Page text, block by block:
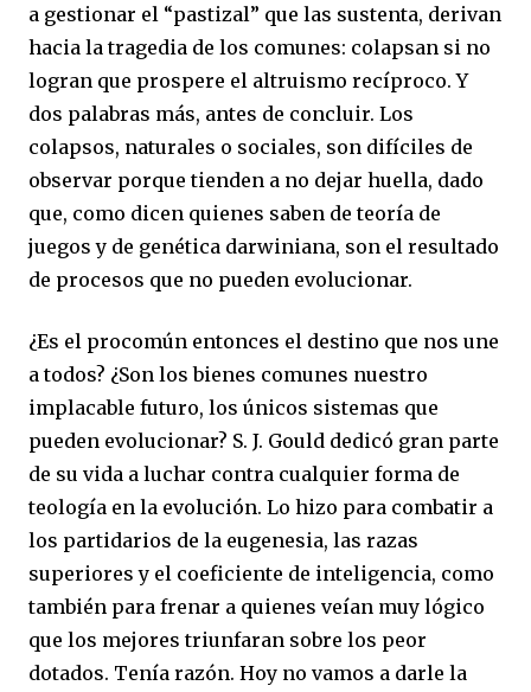
a gestionar el “pastizal” que las sustenta, derivan
hacia la tragedia de los comunes: colapsan si no
logran que prospere el altruismo recíproco. Y
dos palabras más, antes de concluir. Los
colapsos, naturales o sociales, son difíciles de
observar porque tienden a no dejar huella, dado
que, como dicen quienes saben de teoría de
juegos y de genética darwiniana, son el resultado
de procesos que no pueden evolucionar.
¿Es el procomún entonces el destino que nos une
a todos? ¿Son los bienes comunes nuestro
implacable futuro, los únicos sistemas que
pueden evolucionar? S. J. Gould dedicó gran parte
de su vida a luchar contra cualquier forma de
teología en la evolución. Lo hizo para combatir a
los partidarios de la eugenesia, las razas
superiores y el coeficiente de inteligencia, como
también para frenar a quienes veían muy lógico
que los mejores triunfaran sobre los peor
dotados. Tenía razón. Hoy no vamos a darle la